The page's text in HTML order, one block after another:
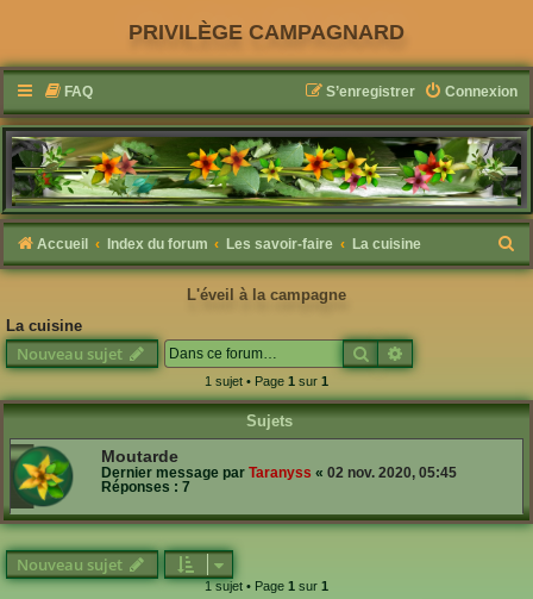
PRIVILÈGE CAMPAGNARD
FAQ Connexion
S’enregistrer
Accueil Index du forum Les savoir-faire La cuisine
e
r
L'éveil à la campagne
La cuisine
Nouveau sujet Rechercher
1 sujet • Page 1 sur 1
Sujets
Moutarde
Dernier message par Taranyss « 02 nov. 2020, 05:45
Réponses : 7
Nouveau sujet
1 sujet • Page 1 sur 1